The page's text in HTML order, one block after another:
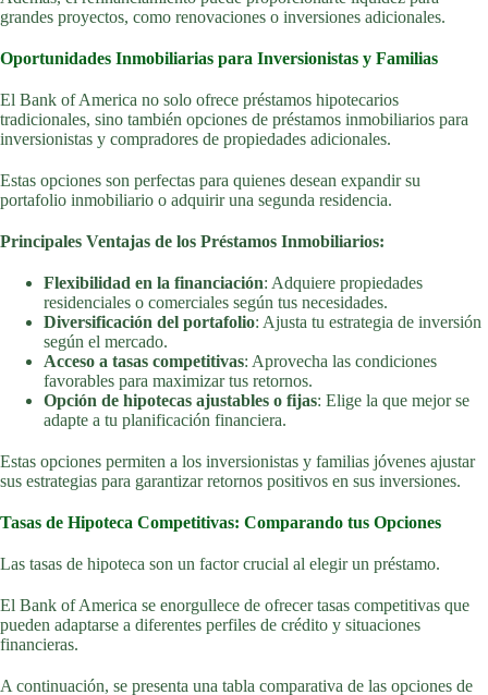
grandes proyectos, como renovaciones o inversiones adicionales.
Oportunidades Inmobiliarias para Inversionistas y Familias
El Bank of America no solo ofrece préstamos hipotecarios
tradicionales, sino también opciones de préstamos inmobiliarios para
inversionistas y compradores de propiedades adicionales.
Estas opciones son perfectas para quienes desean expandir su
portafolio inmobiliario o adquirir una segunda residencia.
Principales Ventajas de los Préstamos Inmobiliarios:
Flexibilidad en la financiación: Adquiere propiedades
residenciales o comerciales según tus necesidades.
Diversificación del portafolio: Ajusta tu estrategia de inversión
según el mercado.
Acceso a tasas competitivas: Aprovecha las condiciones
favorables para maximizar tus retornos.
Opción de hipotecas ajustables o fijas: Elige la que mejor se
adapte a tu planificación financiera.
Estas opciones permiten a los inversionistas y familias jóvenes ajustar
sus estrategias para garantizar retornos positivos en sus inversiones.
Tasas de Hipoteca Competitivas: Comparando tus Opciones
Las tasas de hipoteca son un factor crucial al elegir un préstamo.
El Bank of America se enorgullece de ofrecer tasas competitivas que
pueden adaptarse a diferentes perfiles de crédito y situaciones
financieras.
A continuación, se presenta una tabla comparativa de las opciones de